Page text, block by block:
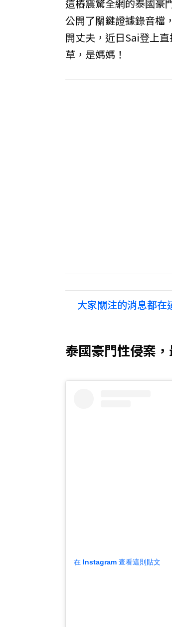
這樁震驚全網的泰國豪
公開了關鍵證據錄音檔
開丈夫，近日Sai登上
草，是媽媽！
大家關注的消息都在
泰國豪門性侵案
在 Instagram 查看這則貼文